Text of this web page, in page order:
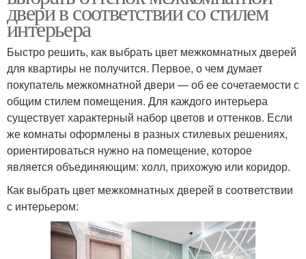
двери в соответствии со стилем
интерьера
Быстро решить, как выбрать цвет межкомнатных дверей
для квартиры не получится. Первое, о чем думает
покупатель межкомнатной двери — об ее сочетаемости с
общим стилем помещения. Для каждого интерьера
существует характерный набор цветов и оттенков. Если
же комнаты оформлены в разных стилевых решениях,
ориентироваться нужно на помещение, которое
является объединяющим: холл, прихожую или коридор.
Как выбрать цвет межкомнатных дверей в соответствии
с интерьером: